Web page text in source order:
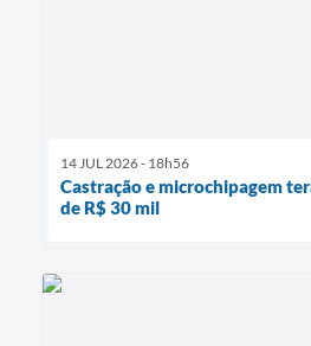
14 JUL 2026 - 18h56
Castração e microchipagem
de R$ 30 mil